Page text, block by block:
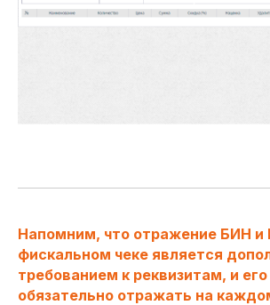
Напомним, что отражение БИН и
фискальном чеке является
требованием к реквизитам, и
обязательно отражать на